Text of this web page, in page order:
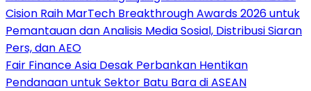
Cision Raih MarTech Breakthrough Awards 2026 untuk
Pemantauan dan Analisis Media Sosial, Distribusi Siaran
Pers, dan AEO
Fair Finance Asia Desak Perbankan Hentikan
Pendanaan untuk Sektor Batu Bara di ASEAN